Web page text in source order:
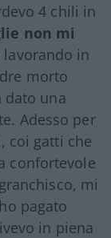
4 chili in
non mi
in
morto
una
Adesso per
coi gatti che
confortevole
mi
pagato
in piena